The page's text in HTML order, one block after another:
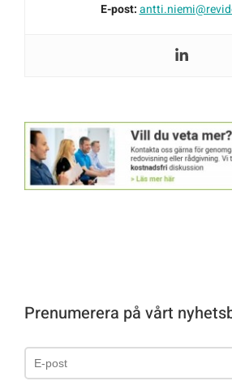
E-post:
Prenumerera på vårt